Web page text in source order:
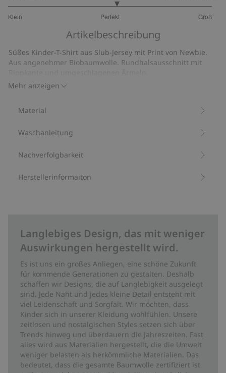
Klein Perfekt Groß
von
32
Bewertungen
Artikelbeschreibung
Mehr anzeigen
Süßes Kinder-T-Shirt aus Slub-Jersey mit Print von Newbie.
Aus angenehmer Biobaumwolle. Rundhalsausschnitt mit
Aus 100 % Biobaumwolle.
Artikelnummer
Material
Waschanleitung
Nachverfolgbarkeit
Herstellerinformaiton
Langlebiges Design, das mit weniger
Auswirkungen hergestellt wird.
Es ist uns ein großes Anliegen, eine schöne Zukunft
für kommende Generationen zu gestalten. Deshalb
schaffen wir Designs, die auf Langlebigkeit ausgelegt
sind. Jede Naht und jedes kleine Detail entsteht mit
viel Leidenschaft und Sorgfalt. Wir möchten, dass
Kinder sich in unserer Kleidung wohlfühlen. Unsere
zeitlosen und nostalgischen Styles setzen sich über
Trends hinweg und überdauern die Jahreszeiten. Fast
alles wird aus Materialien hergestellt, die die Umwelt
weniger belasten als herkömmliche Materialien. Das
bedeutet, dass die gesamte Baumwolle zertifiziert ist